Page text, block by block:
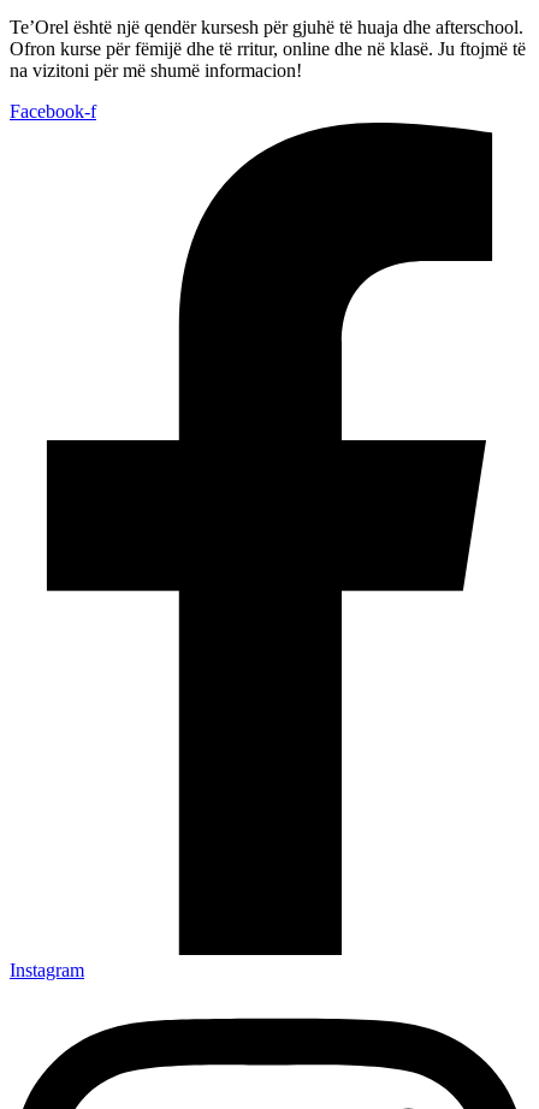
Te’Orel është një qendër kursesh për gjuhë të huaja dhe afterschool.
Ofron kurse për fëmijë dhe të rritur, online dhe në klasë. Ju ftojmë të
na vizitoni për më shumë informacion!
Facebook-f
Instagram